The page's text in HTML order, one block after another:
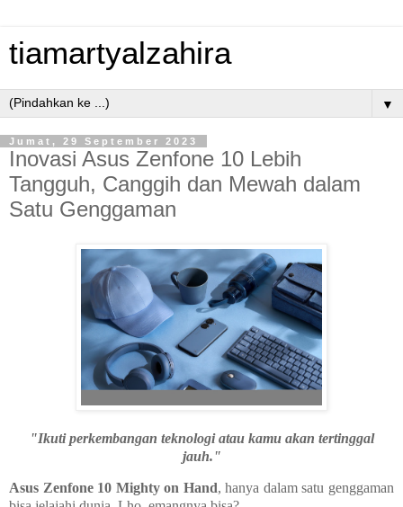
tiamartyalzahira
▼
Jumat, 29 September 2023
Inovasi Asus Zenfone 10 Lebih
Tangguh, Canggih dan Mewah dalam
Satu Genggaman
"Ikuti perkembangan teknologi atau kamu akan tertinggal
jauh."
Asus Zenfone 10 Mighty on Hand, hanya dalam satu genggaman